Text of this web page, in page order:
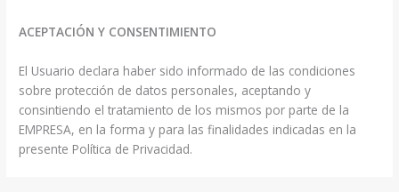
ACEPTACIÓN Y CONSENTIMIENTO
El Usuario declara haber sido informado de las condiciones
sobre protección de datos personales, aceptando y
consintiendo el tratamiento de los mismos por parte de la
EMPRESA, en la forma y para las finalidades indicadas en la
presente Política de Privacidad.